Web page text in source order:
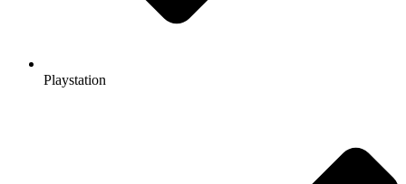
Playstation